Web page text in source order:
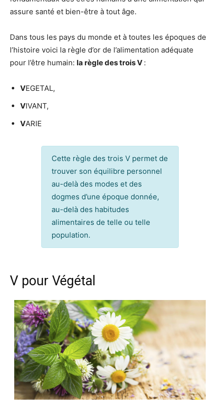
assure santé et bien-être à tout âge.
Dans tous les pays du monde et à toutes les époques de
l’histoire voici la règle d’or de l’alimentation adéquate
pour l’être humain: la règle des trois V :
VEGETAL,
VIVANT,
VARIE
Cette règle des trois V permet de
trouver son équilibre personnel
au-delà des modes et des
dogmes d’une époque donnée,
au-delà des habitudes
alimentaires de telle ou telle
population.
V pour Végétal